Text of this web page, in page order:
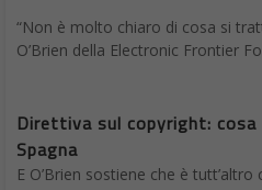
“Non è molto chiaro di cosa si
O’Brien della Electronic Frontier
Direttiva sul copyright: cosa
Spagna
E O’Brien sostiene che è